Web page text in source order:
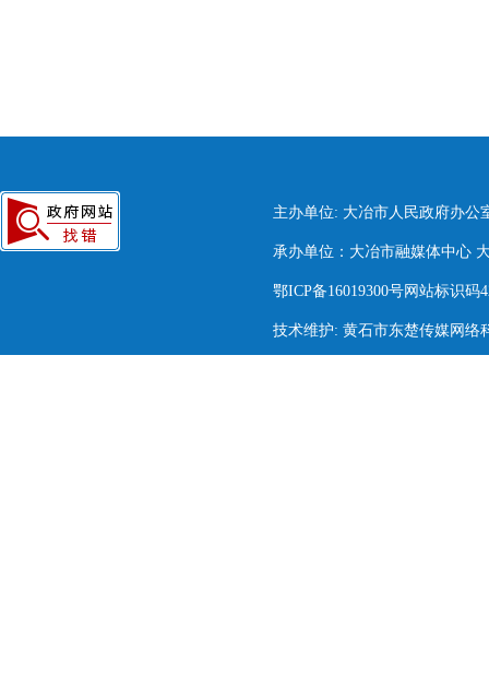
主办单位: 大冶市人民政府办公
承办单位：大冶市融媒体中心
鄂ICP备16019300号网站标识码
技术维护: 黄石市东楚传媒网络